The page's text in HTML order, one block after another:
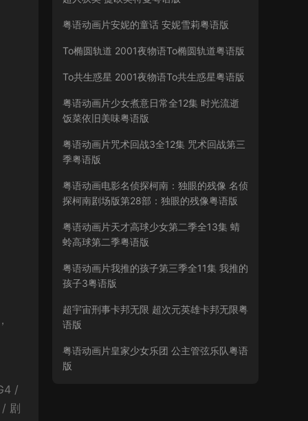
/
剧
粤语动画片安妮的童话 安妮雪莉粤语版
To椭圆轨道 2001夜物语To椭圆轨道粤语版
To共生惑星 2001夜物语To共生惑星粤语版
粤语动画片少女煮意日常全12集 时光流逝
饭菜依旧美味粤语版
粤语动画片咒术回战3全12集 咒术回战第三
季粤语版
粤语动画电影名侦探柯南：独眼的残像 名侦
探柯南剧场版第28部：独眼的残像粤语版
粤语动画片天才高球少女第二季全13集 蜻
蛉高球第二季粤语版
粤语动画片我推的孩子第三季全11集 我推的
孩子3粤语版
超宇宙刑事卡邦无限 超次元英雄卡邦无限粤
语版
粤语动画片皇家少女乐团 公主管弦乐队粤语
版